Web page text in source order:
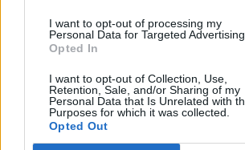
I want to opt-out of processing my
Personal Data for Targeted Advertising.
Opted In
I want to opt-out of Collection, Use,
Retention, Sale, and/or Sharing of my
Personal Data that Is Unrelated with
Purposes for which it was collected.
Opted Out